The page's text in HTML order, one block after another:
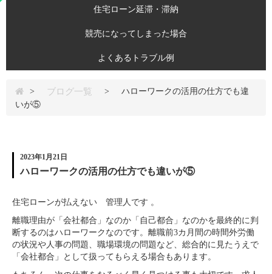
住宅ローン延滞・滞納
競売になってしまった場合
よくあるトラブル例
> ブログ一覧 >
ハローワークの活用の仕方でも違
いが⑤
2023年1月21日
ハローワークの活用の仕方でも違いが⑤
住宅ローンが払えない 管理人です 。
離職理由が「会社都合」なのか「自己都合」なのかを最終的に判
断するのはハローワークなのです。離職前3カ月間の時間外労働
の状況や人事の問題、職場環境の問題など、総合的に見たうえで
「会社都合」として扱ってもらえる場合もあります。